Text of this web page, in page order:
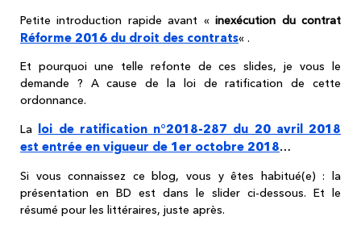
Petite introduction rapide avant «inexécution du contrat
Réforme 2016 du droit des contrats« .
Et pourquoi une telle refonte de ces slides, je vous le
demande ? A cause de la loi de ratification de cette
ordonnance.
La
loi de ratification n°2018-287 du 20 avril 2018
est entrée en vigueur de 1er octobre 2018…
Si vous connaissez ce blog, vous y êtes habitué(e) : la
présentation en BD est dans le slider ci-dessous. Et le
résumé pour les littéraires, juste après.